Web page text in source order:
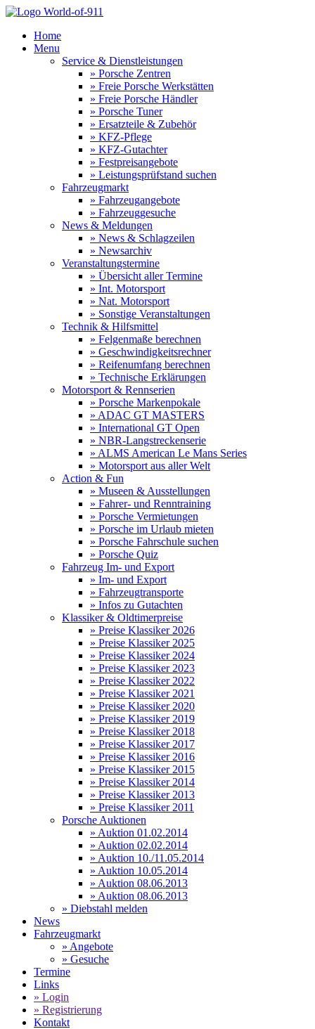
Home
Menu
Service & Dienstleistungen
» Porsche Zentren
» Freie Porsche Werkstätten
» Freie Porsche Händler
» Porsche Tuner
» Ersatzteile & Zubehör
» KFZ-Pflege
» KFZ-Gutachter
» Festpreisangebote
» Leistungsprüfstand suchen
Fahrzeugmarkt
» Fahrzeugangebote
» Fahrzeuggesuche
News & Meldungen
» News & Schlagzeilen
» Newsarchiv
Veranstaltungstermine
» Übersicht aller Termine
» Int. Motorsport
» Nat. Motorsport
» Sonstige Veranstaltungen
Technik & Hilfsmittel
» Felgenmaße berechnen
» Geschwindigkeitsrechner
» Reifenumfang berechnen
» Technische Erklärungen
Motorsport & Rennserien
» Porsche Markenpokale
» ADAC GT MASTERS
» International GT Open
» NBR-Langstreckenserie
» ALMS American Le Mans Series
» Motorsport aus aller Welt
Action & Fun
» Museen & Ausstellungen
» Fahrer- und Renntraining
» Porsche Vermietungen
» Porsche im Urlaub mieten
» Porsche Fahrschule suchen
» Porsche Quiz
Fahrzeug Im- und Export
» Im- und Export
» Fahrzeugtransporte
» Infos zu Gutachten
Klassiker & Oldtimerpreise
» Preise Klassiker 2026
» Preise Klassiker 2025
» Preise Klassiker 2024
» Preise Klassiker 2023
» Preise Klassiker 2022
» Preise Klassiker 2021
» Preise Klassiker 2020
» Preise Klassiker 2019
» Preise Klassiker 2018
» Preise Klassiker 2017
» Preise Klassiker 2016
» Preise Klassiker 2015
» Preise Klassiker 2014
» Preise Klassiker 2013
» Preise Klassiker 2011
Porsche Auktionen
» Auktion 01.02.2014
» Auktion 02.02.2014
» Auktion 10./11.05.2014
» Auktion 10.05.2014
» Auktion 08.06.2013
» Auktion 08.06.2013
» Diebstahl melden
News
Fahrzeugmarkt
» Angebote
» Gesuche
Termine
Links
» Login
» Registrierung
Kontakt